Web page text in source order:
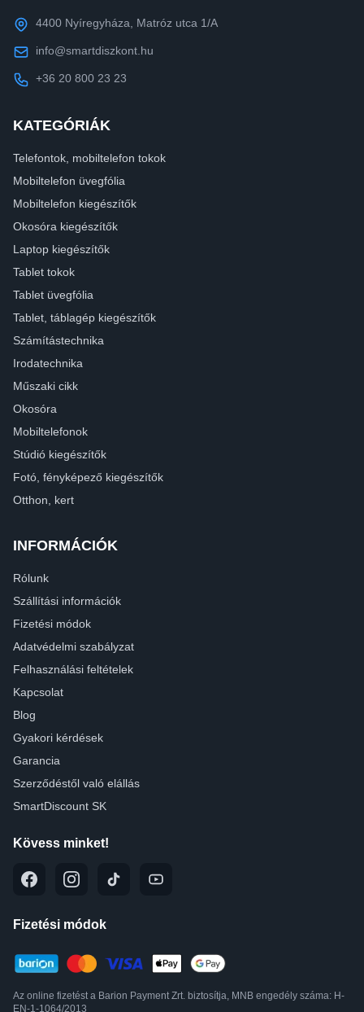
4400 Nyíregyháza, Matróz utca 1/A
info@smartdiszkont.hu
+36 20 800 23 23
KATEGÓRIÁK
Telefontok, mobiltelefon tokok
Mobiltelefon üvegfólia
Mobiltelefon kiegészítők
Okosóra kiegészítők
Laptop kiegészítők
Tablet tokok
Tablet üvegfólia
Tablet, táblagép kiegészítők
Számítástechnika
Irodatechnika
Műszaki cikk
Okosóra
Mobiltelefonok
Stúdió kiegészítők
Fotó, fényképező kiegészítők
Otthon, kert
INFORMÁCIÓK
Rólunk
Szállítási információk
Fizetési módok
Adatvédelmi szabályzat
Felhasználási feltételek
Kapcsolat
Blog
Gyakori kérdések
Garancia
Szerződéstől való elállás
SmartDiscount SK
Kövess minket!
Fizetési módok
Az online fizetést a Barion Payment Zrt. biztosítja, MNB engedély száma: H-
EN-1-1064/2013